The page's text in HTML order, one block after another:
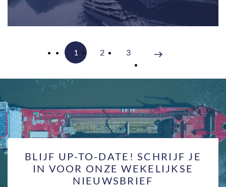
Vorige
1 2 3 Volgende
BLIJF UP-TO-DATE! SCHRIJF JE
IN VOOR ONZE WEKELIJKSE
NIEUWSBRIEF